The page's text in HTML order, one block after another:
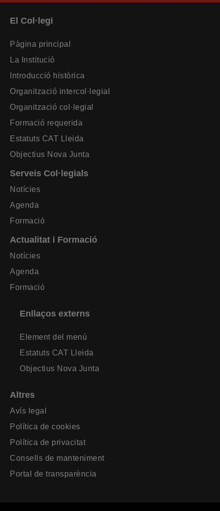
El Col·legi
Pàgina principal
La Institució
Introducció històrica
Organització intercol·legial
Organització col·legial
Formació requerida
Estatuts CAT Lleida
Objectius Nova Junta
Serveis Col·legials
Notícies
Agenda
Formació
Actualitat i Formació
Notícies
Agenda
Formació
Enllaços externs
Element del menú
Estatuts CAT Lleida
Objectius Nova Junta
Altres
Avís legal
Política de cookies
Política de privacitat
Consells de manteniment
Portal de transparència